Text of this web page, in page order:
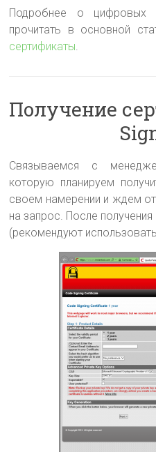
Подробнее о цифровых
прочитать в основной
сертификаты.
Получение
Связываемся с
которую планируем
своем намерении и ждем
на запрос. После
(рекомендуют